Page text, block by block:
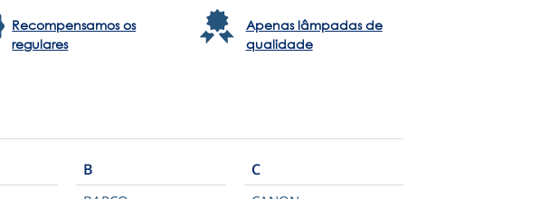
Recompensamos os
regulares
Apenas lâmpadas de
qualidade
B C